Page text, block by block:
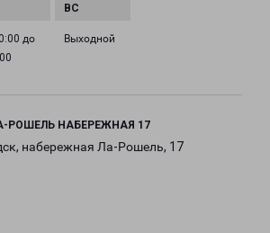
до
Выходной
РОШЕЛЬ НАБЕРЕЖНАЯ 17
набережная Ла-Рошель, 17